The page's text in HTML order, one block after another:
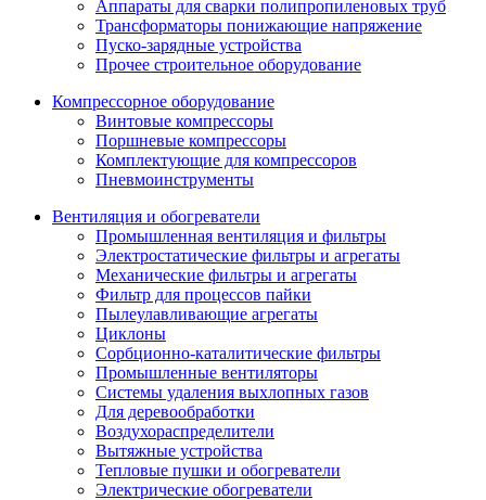
Аппараты для сварки полипропиленовых труб
Трансформаторы понижающие напряжение
Пуско-зарядные устройства
Прочее строительное оборудование
Компрессорное оборудование
Винтовые компрессоры
Поршневые компрессоры
Комплектующие для компрессоров
Пневмоинструменты
Вентиляция и обогреватели
Промышленная вентиляция и фильтры
Электростатические фильтры и агрегаты
Механические фильтры и агрегаты
Фильтр для процессов пайки
Пылеулавливающие агрегаты
Циклоны
Сорбционно-каталитические фильтры
Промышленные вентиляторы
Системы удаления выхлопных газов
Для деревообработки
Воздухораспределители
Вытяжные устройства
Тепловые пушки и обогреватели
Электрические обогреватели